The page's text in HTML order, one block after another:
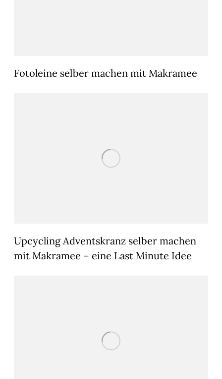
Fotoleine selber machen mit Makramee
Upcycling Adventskranz selber machen
mit Makramee – eine Last Minute Idee